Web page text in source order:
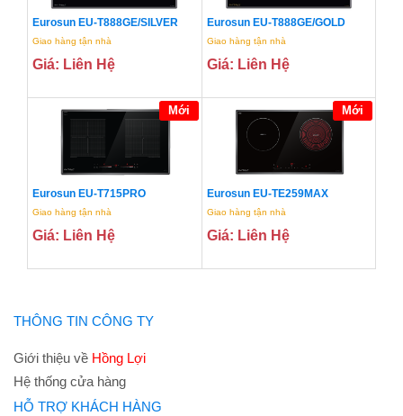
Eurosun EU-T888GE/SILVER
Giao hàng tận nhà
Giá: Liên Hệ
Eurosun EU-T888GE/GOLD
Giao hàng tận nhà
Giá: Liên Hệ
Mới
Eurosun EU-T715PRO
Giao hàng tận nhà
Giá: Liên Hệ
Mới
Eurosun EU-TE259MAX
Giao hàng tận nhà
Giá: Liên Hệ
THÔNG TIN CÔNG TY
Giới thiệu về Hồng Lợi
Hệ thống cửa hàng
HỖ TRỢ KHÁCH HÀNG